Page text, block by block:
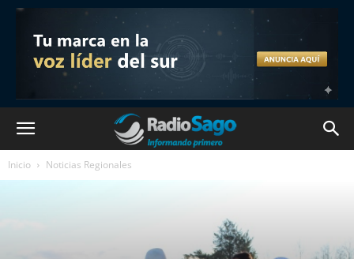
Inicio Noticias Regionales